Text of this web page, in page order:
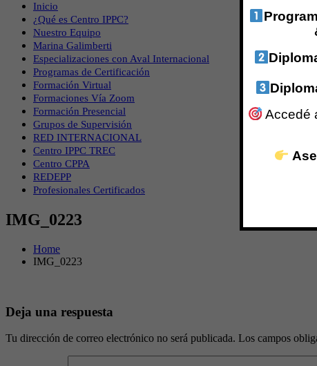
Inicio
¿Qué es Centro IPPC?
Nuestro Equipo
Marina Galimberti
Especializaciones con Aval Internacional
Programas de Certificación
Formación Virtual
Formaciones Vía Zoom
Formación Presencial
Grupos de Supervisión
RED INTERNACIONAL
Centro IPPC TREC
Centro CPPA
REDEPP
Profesionales Certificados
IMG_0223
Home
IMG_0223
Deja una respuesta
Tu dirección de correo electrónico no será publicada. Los campos
Accedé